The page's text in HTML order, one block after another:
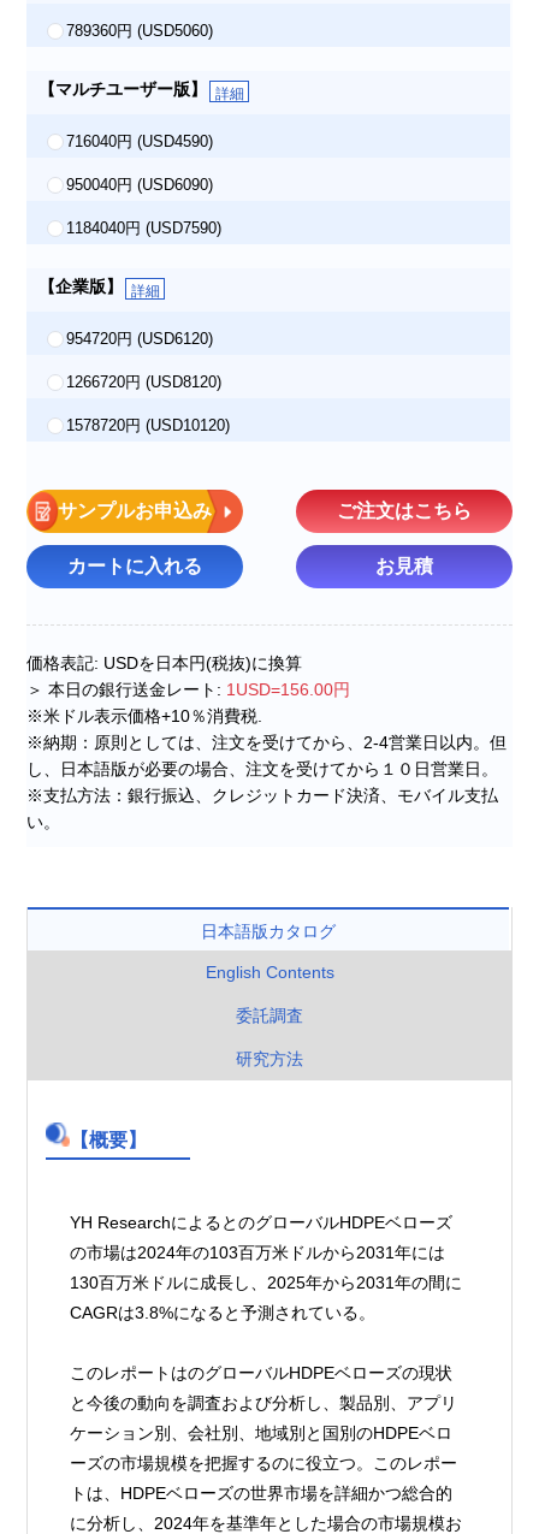
789360円(USD5060)
【マルチユーザー版】 詳細
716040円(USD4590)
950040円(USD6090)
1184040円(USD7590)
【企業版】 詳細
954720円(USD6120)
1266720円(USD8120)
1578720円(USD10120)
サンプルお申込み ご注文はこちら
カートに入れる お見積
価格表記: USDを日本円(税抜)に換算
＞ 本日の銀行送金レート: 1USD=156.00円
※米ドル表示価格+10％消費税.
※納期：原則としては、注文を受けてから、2-4営業日以内。但
し、日本語版が必要の場合、注文を受けてから１０日営業日。
※支払方法：銀行振込、クレジットカード決済、モバイル支払
い。
日本語版カタログ
English Contents
委託調査
研究方法
【概要】
YH ResearchによるとのグローバルHDPEベローズ
の市場は2024年の103百万米ドルから2031年には
130百万米ドルに成長し、2025年から2031年の間に
CAGRは3.8%になると予測されている。
このレポートはのグローバルHDPEベローズの現状
と今後の動向を調査および分析し、製品別、アプリ
ケーション別、会社別、地域別と国別のHDPEベロ
ーズの市場規模を把握するのに役立つ。このレポー
トは、HDPEベローズの世界市場を詳細かつ総合的
に分析し、2024年を基準年とした場合の市場規模お